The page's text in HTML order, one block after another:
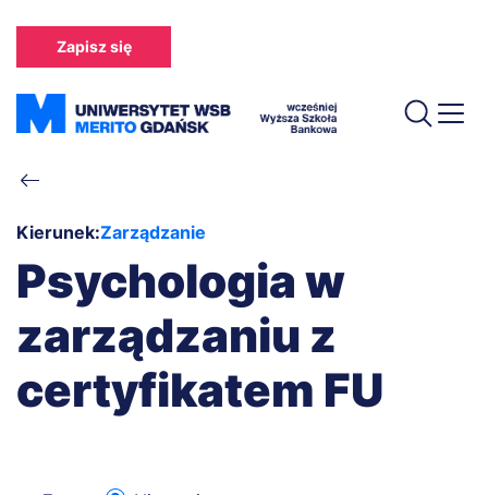
treści
Zapisz się
Ścieżka
nawigacyjna
Kierunek:Zarządzanie
Psychologia w
zarządzaniu z
certyfikatem FU